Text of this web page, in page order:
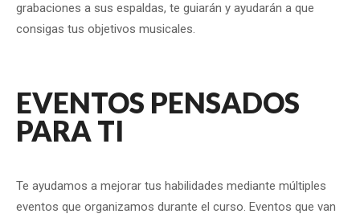
grabaciones a sus espaldas, te guiarán y ayudarán a que
consigas tus objetivos musicales.
EVENTOS PENSADOS
PARA TI
Te ayudamos a mejorar tus habilidades mediante múltiples
eventos que organizamos durante el curso. Eventos que van